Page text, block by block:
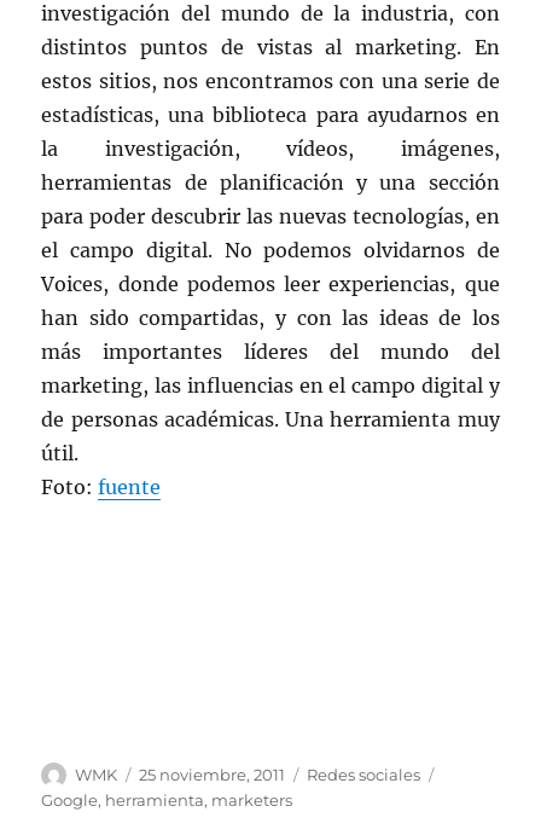
investigación del mundo de la industria, con
distintos puntos de vistas al marketing. En
estos sitios, nos encontramos con una serie de
estadísticas, una biblioteca para ayudarnos en
la investigación, vídeos, imágenes,
herramientas de planificación y una sección
para poder descubrir las nuevas tecnologías, en
el campo digital. No podemos olvidarnos de
Voices, donde podemos leer experiencias, que
han sido compartidas, y con las ideas de los
más importantes líderes del mundo del
marketing, las influencias en el campo digital y
de personas académicas. Una herramienta muy
útil.
Foto:fuente
Autor
WMK
Publicado
el
25 noviembre, 2011 Categorías
Redes sociales
Google, herramienta, marketers